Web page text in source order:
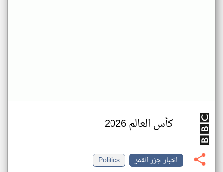
كأس العالم 2026
اخبار جزر القمر
Politics